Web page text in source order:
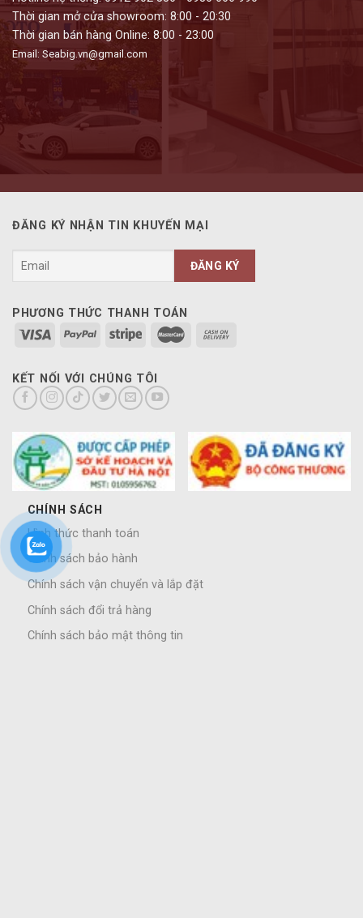
Thời gian mở cửa showroom: 8:00 - 20:30
Thời gian bán hàng Online: 8:00 - 23:00
Email: Seabig.vn@gmail.com
ĐĂNG KÝ NHẬN TIN KHUYẾN MẠI
PHƯƠNG THỨC THANH TOÁN
KẾT NỐI VỚI CHÚNG TÔI
CHÍNH SÁCH
Hình thức thanh toán
Chính sách bảo hành
Chính sách vận chuyển và lắp đặt
Chính sách đổi trả hàng
Chính sách bảo mật thông tin